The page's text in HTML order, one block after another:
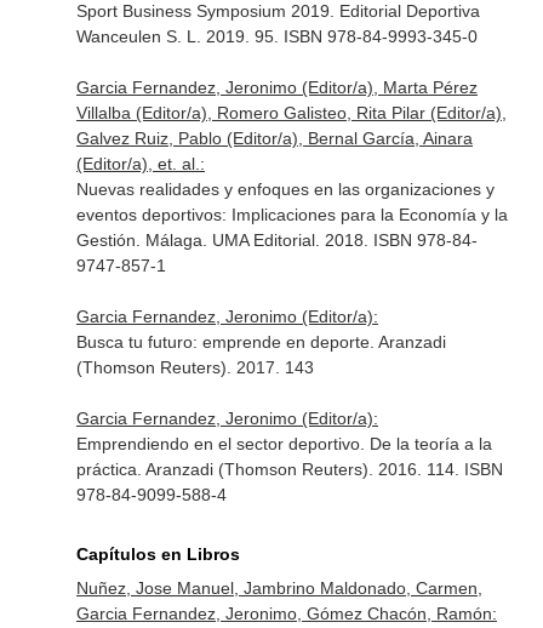
Sport Business Symposium 2019. Editorial Deportiva
Wanceulen S. L. 2019. 95. ISBN 978-84-9993-345-0
Garcia Fernandez, Jeronimo (Editor/a), Marta Pérez
Villalba (Editor/a), Romero Galisteo, Rita Pilar (Editor/a),
Galvez Ruiz, Pablo (Editor/a), Bernal García, Ainara
(Editor/a), et. al.:
Nuevas realidades y enfoques en las organizaciones y
eventos deportivos: Implicaciones para la Economía y la
Gestión. Málaga. UMA Editorial. 2018. ISBN 978-84-
9747-857-1
Garcia Fernandez, Jeronimo (Editor/a):
Busca tu futuro: emprende en deporte. Aranzadi
(Thomson Reuters). 2017. 143
Garcia Fernandez, Jeronimo (Editor/a):
Emprendiendo en el sector deportivo. De la teoría a la
práctica. Aranzadi (Thomson Reuters). 2016. 114. ISBN
978-84-9099-588-4
Capítulos en Libros
Nuñez, Jose Manuel, Jambrino Maldonado, Carmen,
Garcia Fernandez, Jeronimo, Gómez Chacón, Ramón: